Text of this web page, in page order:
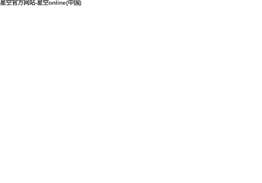
星空官方网站-星空online(中国)